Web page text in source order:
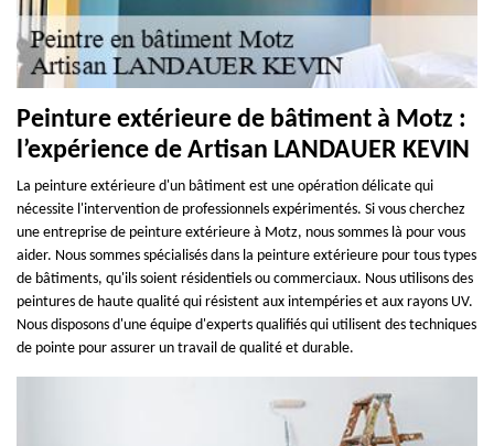
Peinture extérieure de bâtiment à Motz :
l’expérience de Artisan LANDAUER KEVIN
La peinture extérieure d'un bâtiment est une opération délicate qui
nécessite l'intervention de professionnels expérimentés. Si vous cherchez
une entreprise de peinture extérieure à Motz, nous sommes là pour vous
aider. Nous sommes spécialisés dans la peinture extérieure pour tous types
de bâtiments, qu'ils soient résidentiels ou commerciaux. Nous utilisons des
peintures de haute qualité qui résistent aux intempéries et aux rayons UV.
Nous disposons d'une équipe d'experts qualifiés qui utilisent des techniques
de pointe pour assurer un travail de qualité et durable.